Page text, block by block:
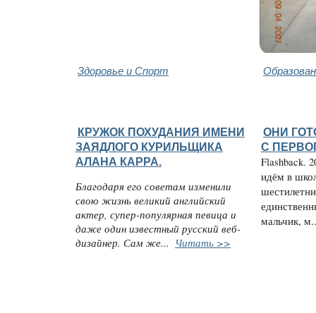
Здоровье и Спорт
КРУЖОК ПОХУДАНИЯ ИМЕНИ
ЗАЯДЛОГО КУРИЛЬЩИКА
АЛАНА КАРРА.
Благодаря его советам изменили
свою жизнь великий английский
актер, супер-популярная певица и
даже один известный русский веб-
дизайнер. Сам же... Читать >>
ОНИ
С
Flashback.
идём в
мальчик,